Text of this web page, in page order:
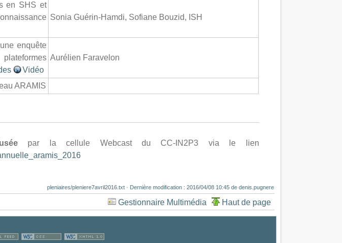
en SHS et
Sonia Guérin-Hamdi, Sofiane Bouzid, ISH
enquête
Vidéo
Aurélien Faravelon
ARAMIS
par la cellule Webcast du CC-IN2P3 via le lien
pleniaires/pleniere7avril2016.txt· Dernière modification : 2016/04/08 10:45de denis.pugnere
Gestionnaire Multimédia Haut de page